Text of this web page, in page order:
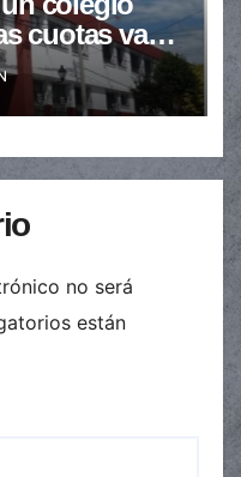
cuotas van
$600.000
no será
están